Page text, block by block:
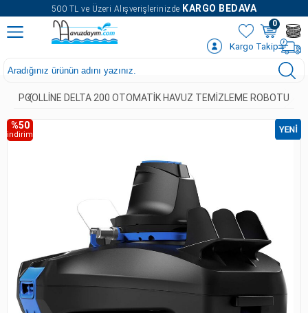
500 TL ve Üzeri Alışverişlerinizde KARGO BEDAVA
0
Kargo Takip
POOLLINE DELTA 200 OTOMATIK HAVUZ TEMIZLEME ROBOTU
%50
indirim